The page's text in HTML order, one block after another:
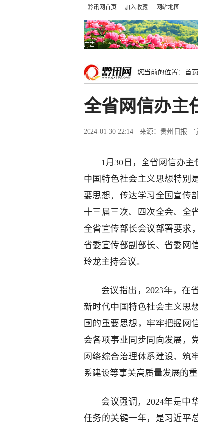
黔讯网首页 加入收藏 网站地图
广告
您当前的位置： 首页
全省网信办主
2024-01-30 22:14 来源：贵州日报
1月30日，全省网信办
中国特色社会主义思想特别
要思想，传达学习全国宣传
十三届三次、四次全会、全
全省宣传部长会议部署要求
省委宣传部副部长、省委网
玲龙主持会议。
会议指出，2023年，在
新时代中国特色社会主义思
国的重要思想，牢牢把握网
会各项事业同步同向发展，
网络综合治理体系建设、筑
系建设等事关高质量发展的
会议强调，2024年是中
任务的关键一年，是习近平